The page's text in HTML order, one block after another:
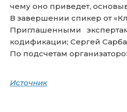
чему оно приведет,
В завершении спикер от
Приглашенными
кодификации; Сергей
По подсчетам
Источник